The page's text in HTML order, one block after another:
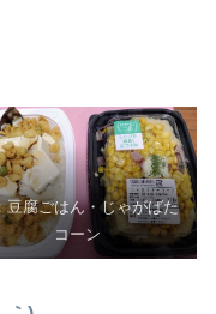
豆腐ごはん・じゃがばた
コーン